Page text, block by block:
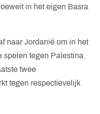
in het eigen Basra
naar Jordanië om in het
spelen tegen Palestina.
twee
tegen respectievelijk